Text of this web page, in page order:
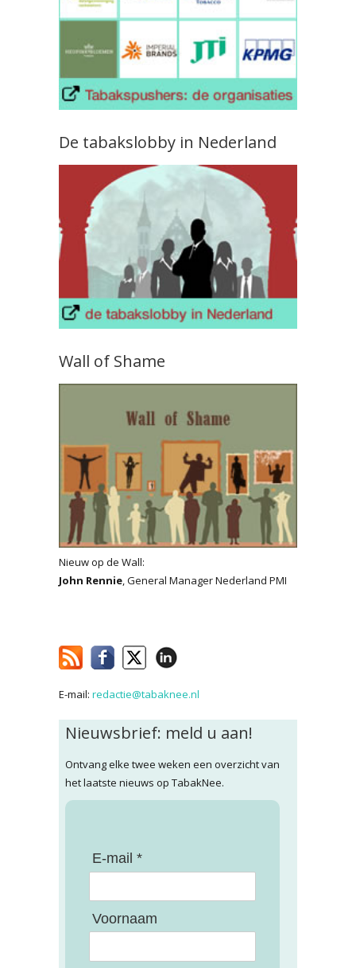
De tabakslobby in Nederland
Wall of Shame
Nieuw op de Wall:
John Rennie, General Manager Nederland PMI
E-mail: redactie@tabaknee.nl
Nieuwsbrief: meld u aan!
Ontvang elke twee weken een overzicht van
het laatste nieuws op TabakNee.
E-mail *
Voornaam